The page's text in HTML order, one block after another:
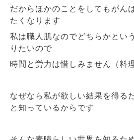
だからほかのことをしてもがん
たくなります
私は職人肌なのでどちらかとい
りたいので
時間と労力は惜しみません（料
なぜなら私が欲しい結果を得る
と知っているからです